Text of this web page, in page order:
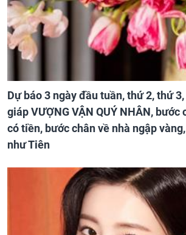
Dự báo 3 ngày đầu tuần, thứ 2, thứ
giáp VƯỢNG VẬN QUÝ NHÂN, bước
có tiền, bước chân về nhà ngập
như Tiên